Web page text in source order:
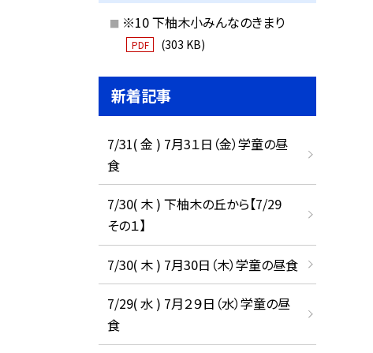
※10 下柚木小みんなのきまり
PDF (303 KB)
新着記事
7/31( 金 ) 7月3１日（金）学童の昼
食
7/30( 木 ) 下柚木の丘から【7/29
その１】
7/30( 木 ) 7月30日（木）学童の昼食
7/29( 水 ) 7月２９日（水）学童の昼
食